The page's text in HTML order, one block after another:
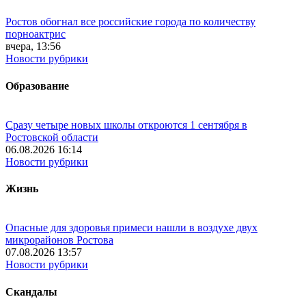
Ростов обогнал все российские города по количеству
порноактрис
вчера, 13:56
Новости рубрики
Образование
Сразу четыре новых школы откроются 1 сентября в
Ростовской области
06.08.2026 16:14
Новости рубрики
Жизнь
Опасные для здоровья примеси нашли в воздухе двух
микрорайонов Ростова
07.08.2026 13:57
Новости рубрики
Скандалы